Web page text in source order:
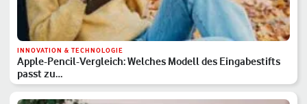
INNOVATION & TECHNOLOGIE
Apple-Pencil-Vergleich: Welches Modell des Eingabestifts
passt zu…